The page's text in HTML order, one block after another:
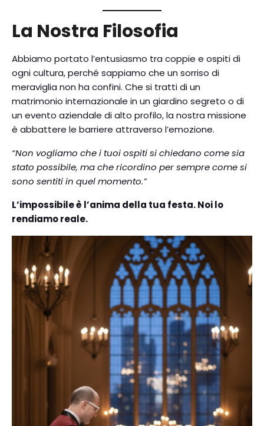
La Nostra Filosofia
Abbiamo portato l’entusiasmo tra coppie e ospiti di
ogni cultura, perché sappiamo che un sorriso di
meraviglia non ha confini. Che si tratti di un
matrimonio internazionale in un giardino segreto o di
un evento aziendale di alto profilo, la nostra missione
è abbattere le barriere attraverso l’emozione.
“Non vogliamo che i tuoi ospiti si chiedano come sia
stato possibile, ma che ricordino per sempre come si
sono sentiti in quel momento.”
L’impossibile è l’anima della tua festa. Noi lo
rendiamo reale.